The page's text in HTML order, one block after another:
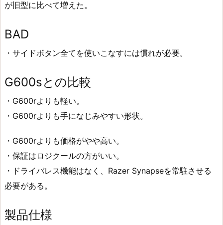
が旧型に比べて増えた。
BAD
・サイドボタン全てを使いこなすには慣れが必要。
G600sとの比較
・G600rよりも軽い。
・G600rよりも手になじみやすい形状。
・G600rよりも価格がやや高い。
・保証はロジクールの方がいい。
・ドライバレス機能はなく、Razer Synapseを常駐させる
必要がある。
製品仕様